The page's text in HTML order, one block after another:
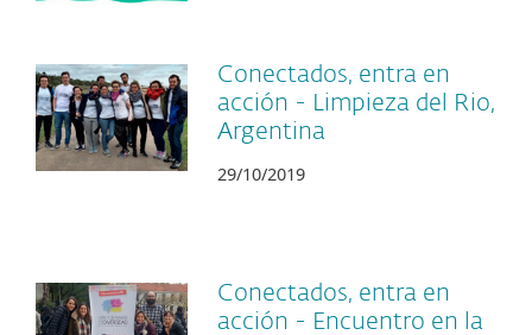
Conectados, entra en
acción - Limpieza del Rio,
Argentina
29/10/2019
Conectados, entra en
acción - Encuentro en la